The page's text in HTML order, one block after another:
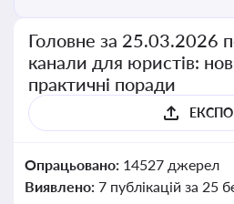
Головне за 25.03.2026
канали для юристів:
практичні поради
Опрацьовано: 14527 джерел
Виявлено: 7 публікацій за 25